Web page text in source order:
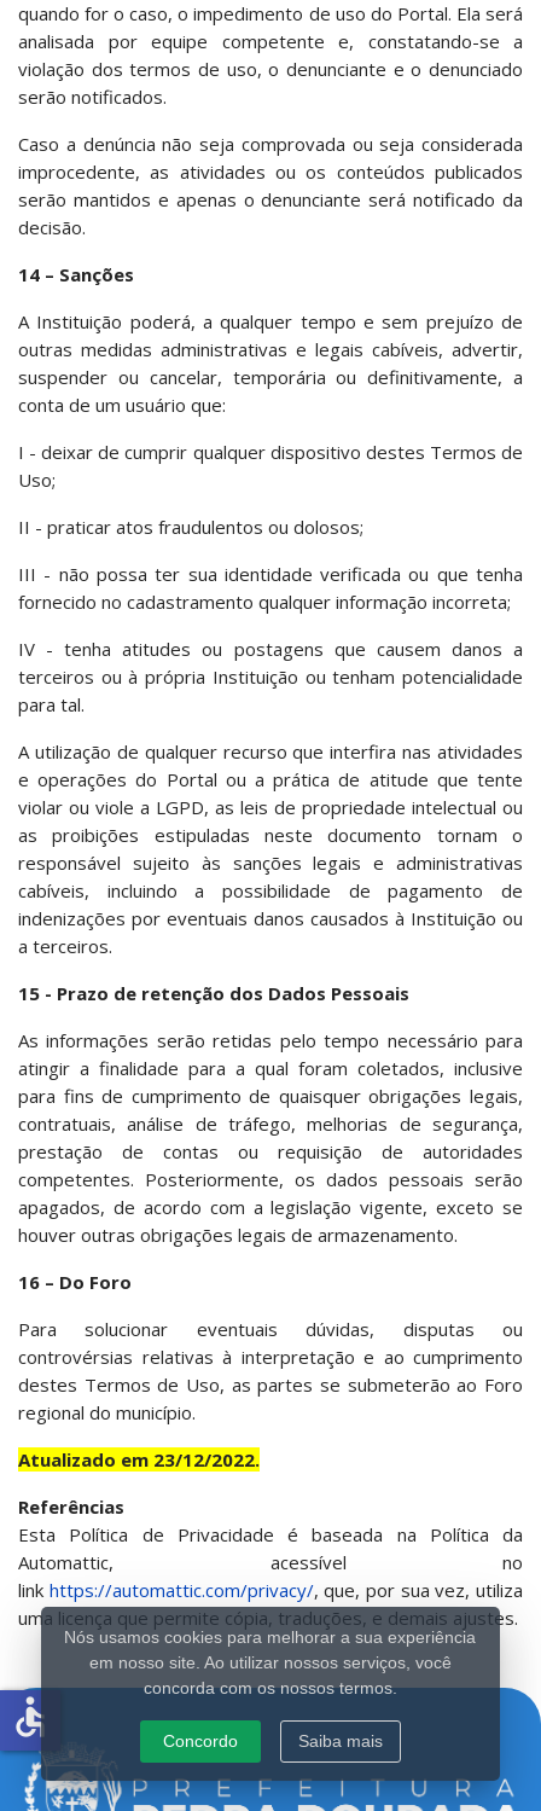
quando for o caso, o impedimento de uso do Portal. Ela será
analisada por equipe competente e, constatando-se a
violação dos termos de uso, o denunciante e o denunciado
serão notificados.
Caso a denúncia não seja comprovada ou seja considerada
improcedente, as atividades ou os conteúdos publicados
serão mantidos e apenas o denunciante será notificado da
decisão.
14 – Sanções
A Instituição poderá, a qualquer tempo e sem prejuízo de
outras medidas administrativas e legais cabíveis, advertir,
suspender ou cancelar, temporária ou definitivamente, a
conta de um usuário que:
I - deixar de cumprir qualquer dispositivo destes Termos de
Uso;
II - praticar atos fraudulentos ou dolosos;
III - não possa ter sua identidade verificada ou que tenha
fornecido no cadastramento qualquer informação incorreta;
IV - tenha atitudes ou postagens que causem danos a
terceiros ou à própria Instituição ou tenham potencialidade
para tal.
A utilização de qualquer recurso que interfira nas atividades
e operações do Portal ou a prática de atitude que tente
violar ou viole a LGPD, as leis de propriedade intelectual ou
as proibições estipuladas neste documento tornam o
responsável sujeito às sanções legais e administrativas
cabíveis, incluindo a possibilidade de pagamento de
indenizações por eventuais danos causados à Instituição ou
a terceiros.
15 - Prazo de retenção dos Dados Pessoais
As informações serão retidas pelo tempo necessário para
atingir a finalidade para a qual foram coletados, inclusive
para fins de cumprimento de quaisquer obrigações legais,
contratuais, análise de tráfego, melhorias de segurança,
prestação de contas ou requisição de autoridades
competentes. Posteriormente, os dados pessoais serão
apagados, de acordo com a legislação vigente, exceto se
houver outras obrigações legais de armazenamento.
16 – Do Foro
Para solucionar eventuais dúvidas, disputas ou
controvérsias relativas à interpretação e ao cumprimento
destes Termos de Uso, as partes se submeterão ao Foro
regional do município.
Atualizado em 23/12/2022.
Referências
Esta Política de Privacidade é baseada na Política da
Automattic, acessível no
link https://automattic.com/privacy/, que, por sua vez, utiliza
uma licença que permite cópia, traduções, e demais ajustes.
Nós usamos cookies para melhorar a sua experiência
em nosso site. Ao utilizar nossos serviços, você
concorda com os nossos termos.
Concordo Saiba mais
accessible